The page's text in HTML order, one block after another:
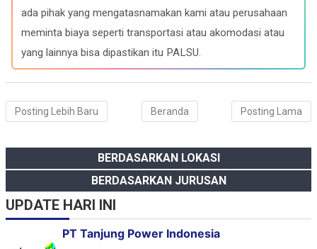
ada pihak yang mengatasnamakan kami atau perusahaan
meminta biaya seperti transportasi atau akomodasi atau
yang lainnya bisa dipastikan itu PALSU.
Posting Lebih Baru Posting Lama
Beranda
BERDASARKAN LOKASI
BERDASARKAN JURUSAN
UPDATE HARI INI